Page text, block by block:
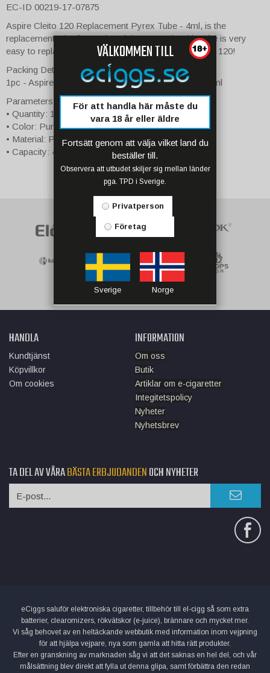
EC-ID 00219-17-07875
Aspire Cleito 120 Replacement Pyrex Tube - 4ml, is the
replacement tube for Aspire Cleito 120 tank. This tube is very
easy to replace. Get is as a spare part for your Cleito 120!
Packing Details:
1pc - Aspire Cleito 120 Replacement Pyrex Tube - 4ml
Parameters:
• Quantity: 1pc
• Color: Pure
• Material: Pyrex Glass
• Capacity: 4ml
HANDLA
Kundtjänst
Köpvillkor
Om cookies
INFORMATION
Om oss
Butik
Artiklar om e-cigaretter
Integitetspolicy
Nyheter
Nyhetsbrev
TA DEL AV VÅRABÄSTA ERBJUDANDENOCH NYHETER
eCiggs saluför elektroniska cigaretter, tillbehör till el-cigg så som extra
batterier, clearomizers, rökvätskor (e-juice), brännare och mycket mer.
Vi såg behovet av en heltäckande webbutik med information inom vejpning
för att hjälpa vejpare, nya som gamla att hitta rätt produkter.
Efter en granskning av marknaden såg vi att det saknas en hel del, och vår
målsättning blev direkt att fylla ut denna glipa, samt förbättra den redan
VÄLKOMMEN TILL
För att handla här måste du
vara 18 år eller äldre
Fortsätt genom att välja vilket land du
beställer till.
Observera att utbudet skiljer sig mellan länder
pga. TPD i Sverige.
Privatperson
Företag
Sverige Norge